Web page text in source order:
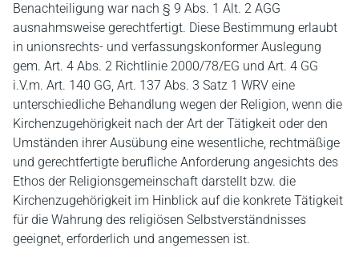
Benachteiligung war nach § 9 Abs. 1 Alt. 2 AGG
ausnahmsweise gerechtfertigt. Diese Bestimmung erlaubt
in unionsrechts- und verfassungskonformer Auslegung
gem. Art. 4 Abs. 2 Richtlinie 2000/78/EG und Art. 4 GG
i.V.m. Art. 140 GG, Art. 137 Abs. 3 Satz 1 WRV eine
unterschiedliche Behandlung wegen der Religion, wenn die
Kirchenzugehörigkeit nach der Art der Tätigkeit oder den
Umständen ihrer Ausübung eine wesentliche, rechtmäßige
und gerechtfertigte berufliche Anforderung angesichts des
Ethos der Religionsgemeinschaft darstellt bzw. die
Kirchenzugehörigkeit im Hinblick auf die konkrete Tätigkeit
für die Wahrung des religiösen Selbstverständnisses
geeignet, erforderlich und angemessen ist.